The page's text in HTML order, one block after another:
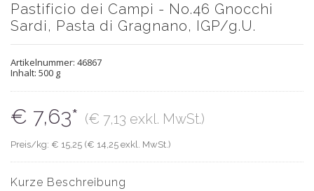
Pastificio dei Campi - No.46 Gnocchi
Sardi, Pasta di Gragnano, IGP/g.U.
Artikelnummer: 46867
Inhalt: 500 g
€ 7,63* (€ 7,13 exkl. MwSt.)
Preis/kg: € 15,25 (€ 14,25 exkl. MwSt.)
Kurze Beschreibung